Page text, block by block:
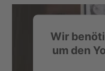
Wir
um den